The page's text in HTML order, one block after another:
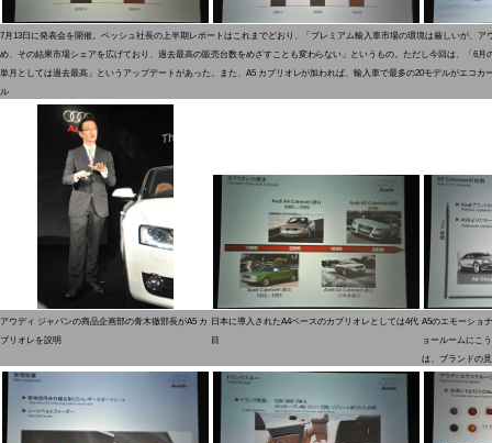
7月13日に発表会を開催。ベッシュ社長の上半期レポートはこれまでどおり、「プレミアム輸入車市場の環境は厳しいが、ア
め、その結果市場シェアを広げており、過去最高の販売台数をめざすことも変わらない」というもの。ただし今回は、「6月
単月としては過去最高」というアップデートがあった。また、A5 カブリオレが加われば、輸入車で最多の20モデルがエコカ
ル
アウディ ジャパンの商品企画部の青木徹部長がA5 カ
ブリオレを説明
日本に導入されたA4ベースのカブリオレとしては4代
目
A5のエモーショ
ョールームにこ
は、ブランドの